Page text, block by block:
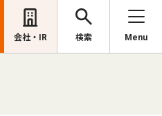
会社・IR 検索 Menu